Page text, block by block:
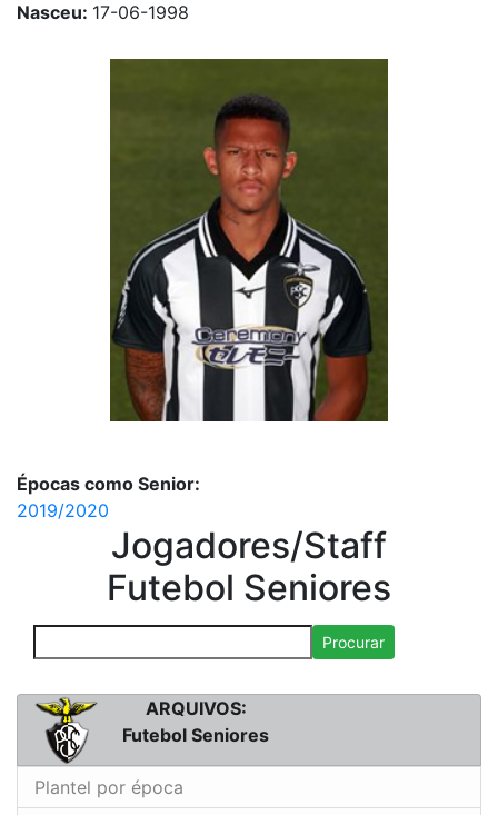
Nasceu: 17-06-1998
Épocas como Senior:
2019/2020
Jogadores/Staff
Futebol Seniores
Procurar
ARQUIVOS:
Futebol Seniores
Plantel por época